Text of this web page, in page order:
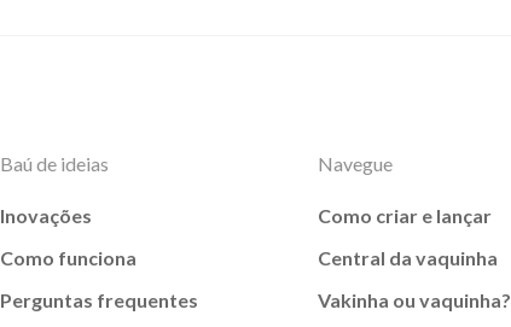
Baú de ideias
Inovações
Como funciona
Perguntas frequentes
Navegue
Como criar e lançar
Central da vaquinha
Vakinha ou vaquinha?